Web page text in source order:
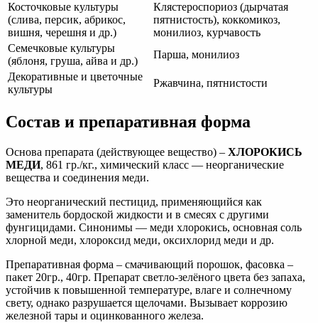
Косточковые культуры
(слива, персик, абрикос,
вишня, черешня и др.)
Клястероспориоз (дырчатая
пятнистость), коккомикоз,
монилиоз, курчавость
Семечковые культуры
(яблоня, груша, айва и др.)
Парша, монилиоз
Декоративные и цветочные
культуры
Ржавчина, пятнистости
Состав и препаративная форма
Основа препарата (действующее вещество) – ХЛОРОКИСЬ
МЕДИ, 861 гр./кг., химический класс — неорганические
вещества и соединения меди.
Это неорганический пестицид, применяющийся как
заменитель бордоской жидкости и в смесях с другими
фунгицидами. Синонимы — меди хлорокись, основная соль
хлорной меди, хлороксид меди, оксихлорид меди и др.
Препаративная форма – смачивающий порошок, фасовка –
пакет 20гр., 40гр. Препарат светло-зелёного цвета без запаха,
устойчив к повышенной температуре, влаге и солнечному
свету, однако разрушается щелочами. Вызывает коррозию
железной тары и оцинкованного железа.